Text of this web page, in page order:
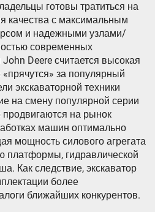
готовы тратиться на
качества с максимальным
и надежными узлами/
современных
Deere считается высокая
за популярный
экскаваторной техники
на смену популярной серии
продвигаются на рынок
машин оптимально
мощность силового агрегата
платформы, гидравлической
Как следствие, экскаватор
более
ближайших конкурентов.